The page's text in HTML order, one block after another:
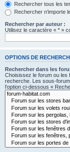
Rechercher tous les
Rechercher n’importe
Rechercher par auteur :
Utilisez le caractère « * »
OPTIONS DE
Rechercher dans les
Choisissez le forum ou
recherche. Les sous-
l’option ci-dessous «